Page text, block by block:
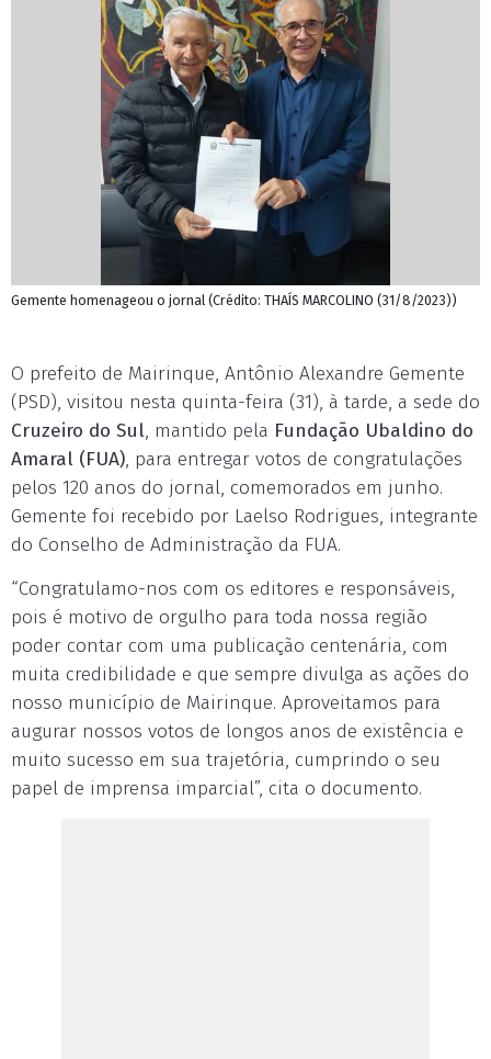
Gemente homenageou o jornal (Crédito: THAÍS MARCOLINO (31/8/2023))
O prefeito de Mairinque, Antônio Alexandre Gemente
(PSD), visitou nesta quinta-feira (31), à tarde, a sede do
Cruzeiro do Sul, mantido pela Fundação Ubaldino do
Amaral (FUA), para entregar votos de congratulações
pelos 120 anos do jornal, comemorados em junho.
Gemente foi recebido por Laelso Rodrigues, integrante
do Conselho de Administração da FUA.
“Congratulamo-nos com os editores e responsáveis,
pois é motivo de orgulho para toda nossa região
poder contar com uma publicação centenária, com
muita credibilidade e que sempre divulga as ações do
nosso município de Mairinque. Aproveitamos para
augurar nossos votos de longos anos de existência e
muito sucesso em sua trajetória, cumprindo o seu
papel de imprensa imparcial”, cita o documento.